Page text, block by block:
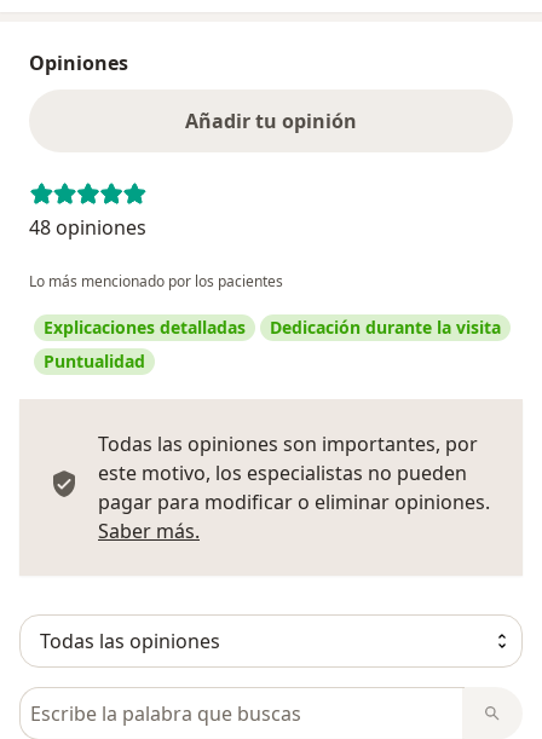
Opiniones
Añadir tu opinión
48 opiniones
Lo más mencionado por los pacientes
Explicaciones detalladas
Dedicación durante la visita
Puntualidad
Todas las opiniones son importantes, por
este motivo, los especialistas no pueden
pagar para modificar o eliminar opiniones.
Saber más.
Busca en opiniones